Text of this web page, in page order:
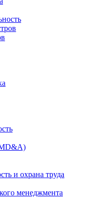
и охрана труда
менеджмента